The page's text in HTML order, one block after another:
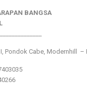
BANGSA
Pondok Cabe, Modernhill –